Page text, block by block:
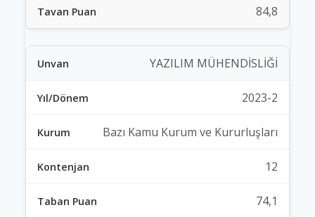
84,8
YAZILIM MÜHENDİSLİĞİ
2023-2
Bazı Kamu Kurum ve Kururluşları
12
74,1